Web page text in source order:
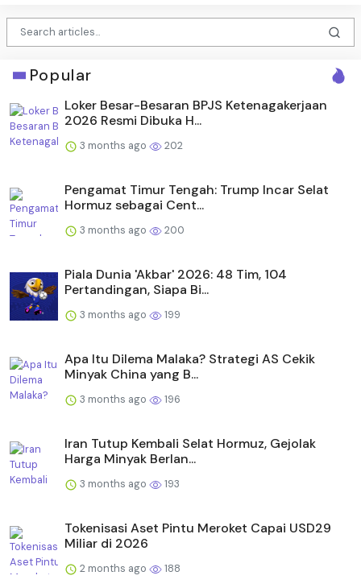
Popular
Loker Besar-Besaran BPJS Ketenagakerjaan
2026 Resmi Dibuka H...
3 months ago 202
Pengamat Timur Tengah: Trump Incar Selat
Hormuz sebagai Cent...
3 months ago 200
Piala Dunia 'Akbar' 2026: 48 Tim, 104
Pertandingan, Siapa Bi...
3 months ago 199
Apa Itu Dilema Malaka? Strategi AS Cekik
Minyak China yang B...
3 months ago 196
Iran Tutup Kembali Selat Hormuz, Gejolak
Harga Minyak Berlan...
3 months ago 193
Tokenisasi Aset Pintu Meroket Capai USD29
Miliar di 2026
2 months ago 188